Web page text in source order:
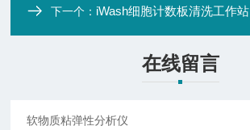
下一个： iWash细胞计数板清洗工作站
在线留言